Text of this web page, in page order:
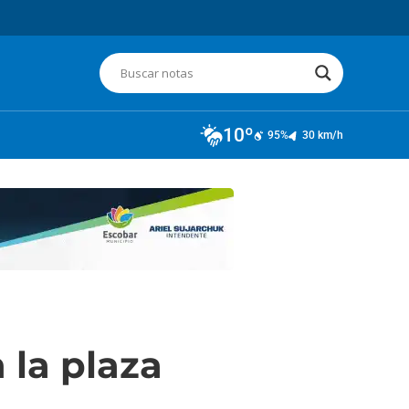
10º 95% 30 km/h
la plaza